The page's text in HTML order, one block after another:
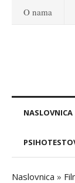
O nama
NASLOVNICA
Naslovnica »